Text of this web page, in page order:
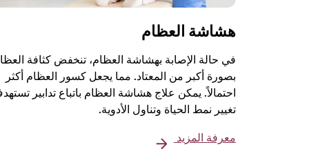
هشاشة العظام
في حالة الإصابة بهشاشة العظام، تنخفض كثافة
بصورة أكبر من المعتاد. مما يجعل كسور العظام أكثر
احتمالاً. يمكن علاج هشاشة العظام باتباع تدابير
تغيير نمط الحياة وتناول الأدوية.
معرفة المزيد